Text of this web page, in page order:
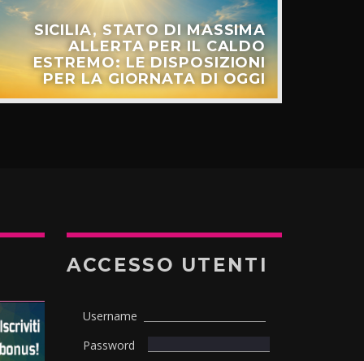
SICILIA, STATO DI MASSIMA
ALLERTA PER IL CALDO
ESTREMO: LE DISPOSIZIONI
PER LA GIORNATA DI OGGI
ACCESSO UTENTI
Username
Password